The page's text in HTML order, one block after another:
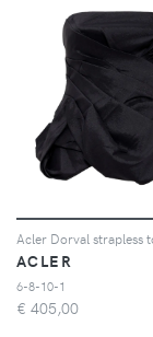
Acler Dorval strapless
ACLER
6-8-10-1
€ 405,00